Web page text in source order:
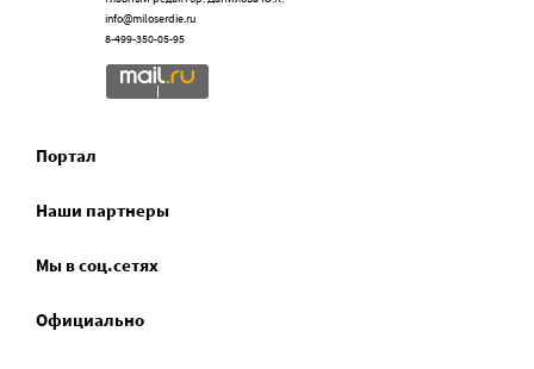
info@miloserdie.ru
8-499-350-05-95
Портал
Наши партнеры
Мы в соц.сетях
Официально